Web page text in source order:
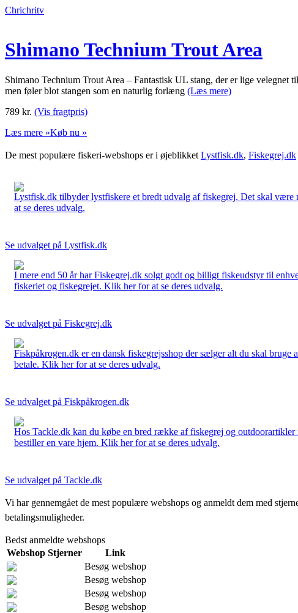
Chrichritv
Shimano Technium Trout Area
Shimano Technium Trout Area – Fantastisk UL stang, der er lige
men føler blot stangen som en naturlig forlæng (Læs mere)
789 kr. (Vis fragtpris)
Læs mere »Køb nu »
De mest populære fiskeri-webshops er i øjeblikket Lystfisk.dk, Fiskegrej.dk
Lystfisk.dk tilbyder lystfiskere et bredt udvalg af fiskegrej. Det skal
at se deres udvalg.
Se udvalget på Lystfisk.dk
I mere end 50 år har Fiskegrej.dk solgt godt og billigt fiskeudstyr til
fiskeriet og fiskegrejet. Klik her for at se deres udvalg.
Se udvalget på Fiskegrej.dk
Fiskpåkrogen.dk er en dansk fiskegrejsshop der sælger alt du skal
betale. Klik her for at se deres udvalg.
Se udvalget på Fiskpåkrogen.dk
Hos Tackle.dk kan du købe en bred række af fiskegrej og
bestiller en vare hjem. Klik her for at se deres udvalg.
Se udvalget på Tackle.dk
Vi har gennemgået de mest populære webshops og anmeldt dem med
betalingsmuligheder.
Bedst anmeldte webshops
Webshop Stjerner
Link
Besøg webshop
Besøg webshop
Besøg webshop
Besøg webshop